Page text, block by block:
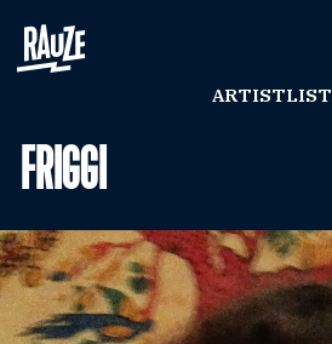
ARTISTLIST
FRIGGI